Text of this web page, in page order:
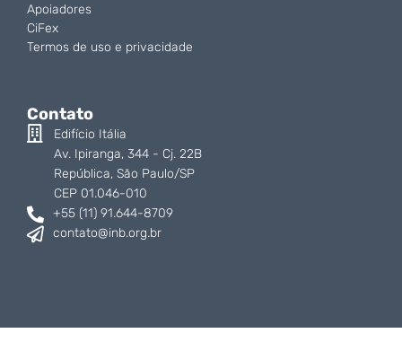
Apoiadores
CiFex
Termos de uso e privacidade
Contato
Edifício Itália
Av. Ipiranga, 344 - Cj. 22B
República, São Paulo/SP
CEP 01.046-010
+55 (11) 91.644-8709
contato@inb.org.br